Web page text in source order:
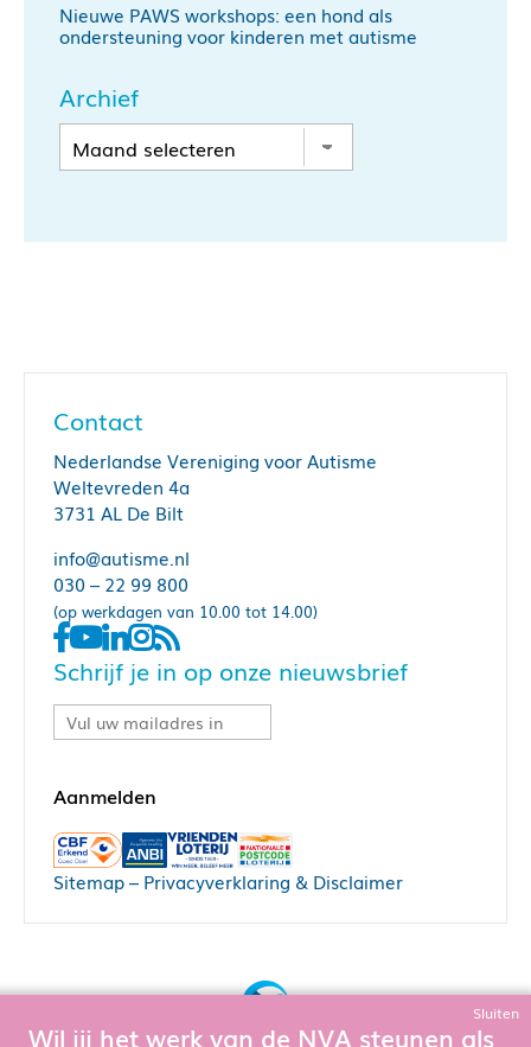
Nieuwe PAWS workshops: een hond als
ondersteuning voor kinderen met autisme
Archief
Contact
Nederlandse Vereniging voor Autisme
Weltevreden 4a
3731 AL De Bilt
info@autisme.nl
030 – 22 99 800
(op werkdagen van 10.00 tot 14.00)
Schrijf je in op onze nieuwsbrief
Sitemap– Privacyverklaring & Disclaimer
Sluiten
Wil jij het werk van de NVA steunen als